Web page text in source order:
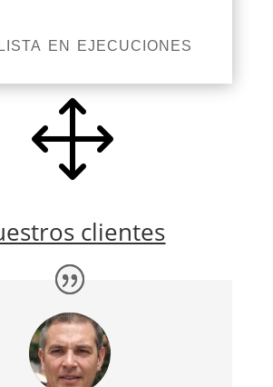
en ejecuciones
1
clientes